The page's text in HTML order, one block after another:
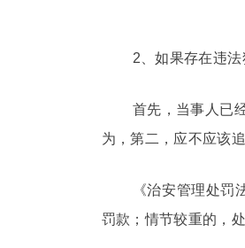
2、如果存在违
首先，当事人已
为，第二，应不应该
《治安管理处
罚款；情节较重的，